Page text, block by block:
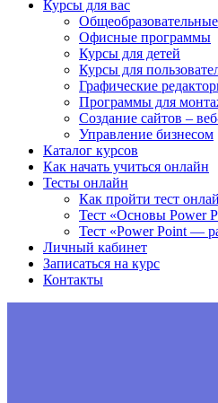
Курсы для вас
Офисные программы
Курсы для детей
Курсы для
Графические
Программы для
Создание сайтов –
Управление бизнесом
Каталог курсов
Как начать учиться онлайн
Тесты онлайн
Как пройти тест
Тест «Основы Power
Тест «Power Point —
Личный кабинет
Записаться на курс
Контакты